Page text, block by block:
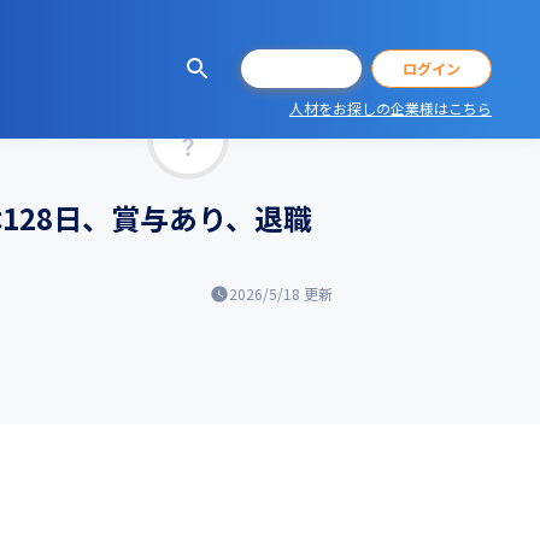
ログイン
人材をお探しの企業様はこちら
日、賞与あり、退職
2026/5/18 更新